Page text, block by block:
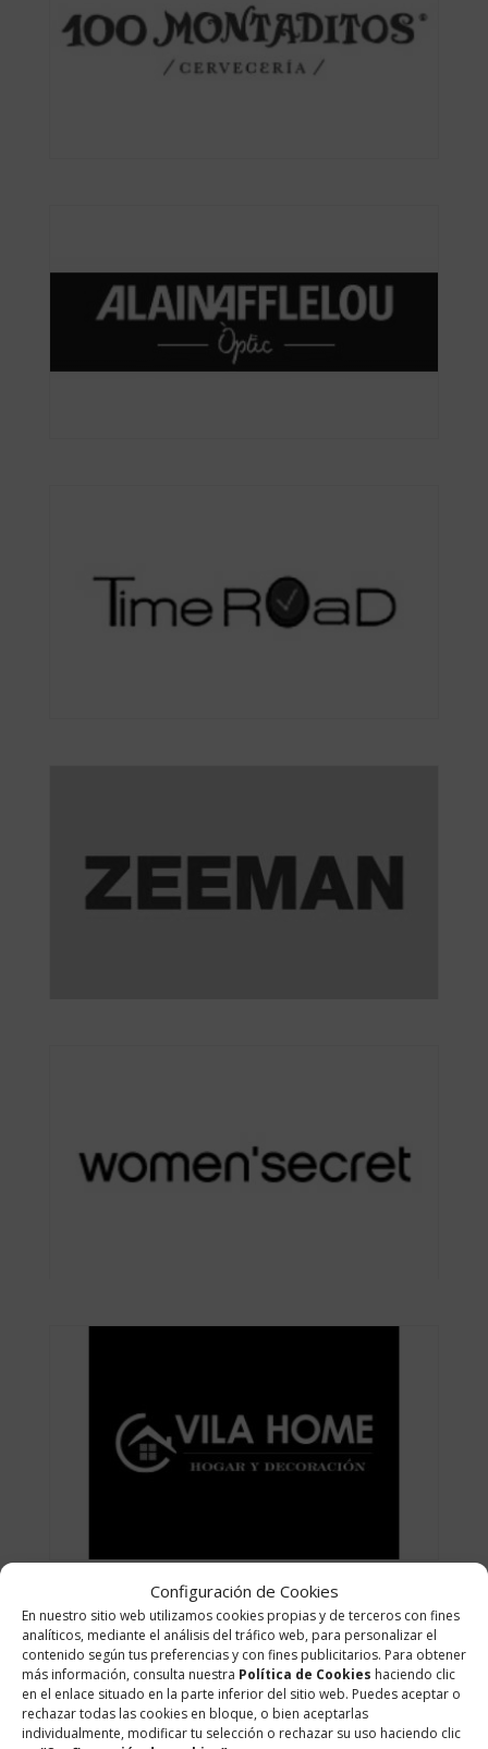
Configuración de Cookies
En nuestro sitio web utilizamos cookies propias y de terceros con fines
analíticos, mediante el análisis del tráfico web, para personalizar el
contenido según tus preferencias y con fines publicitarios. Para obtener
más información, consulta nuestra Política de Cookies haciendo clic
en el enlace situado en la parte inferior del sitio web. Puedes aceptar o
rechazar todas las cookies en bloque, o bien aceptarlas
individualmente, modificar tu selección o rechazar su uso haciendo clic